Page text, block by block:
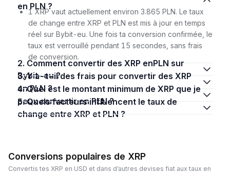
en PLN ?
1 XRP vaut actuellement environ 3.865 PLN. Le taux
de change entre XRP et PLN est mis à jour en temps
réel sur Bybit-eu. Une fois ta conversion confirmée, le
taux est verrouillé pendant 15 secondes, sans frais
de conversion.
2. Comment convertir des XRP enPLN sur
Bybit-eu ?
3. Y a-t-il des frais pour convertir des XRP
en PLN ?
4. Quel est le montant minimum de XRP que je
peux convertir en PLN ?
5. Quels facteurs influencent le taux de
change entre XRP et PLN ?
Conversions populaires de XRP
Convertis tes XRP en USD et dans d’autres devises fiat aux taux en